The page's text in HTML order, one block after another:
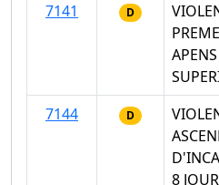
7141
D
7144
D
8